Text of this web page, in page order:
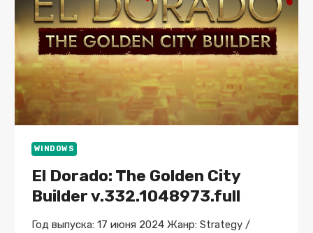
WINDOWS
El Dorado: The Golden City
Builder v.332.1048973.full
Год выпуска: 17 июня 2024 Жанр: Strategy /